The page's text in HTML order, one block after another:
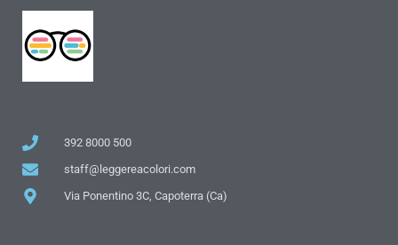
392 8000 500
staff@leggereacolori.com
Via Ponentino 3C, Capoterra (Ca)